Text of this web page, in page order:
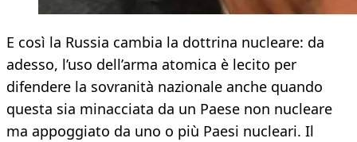
E così la Russia cambia la dottrina nucleare: da
adesso, l’uso dell’arma atomica è lecito per
difendere la sovranità nazionale anche quando
questa sia minacciata da un Paese non nucleare
ma appoggiato da uno o più Paesi nucleari. Il